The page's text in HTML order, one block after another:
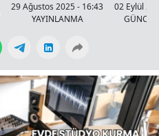
29 Ağustos 2025 - 16:43
YAYINLANMA
02 Eylül